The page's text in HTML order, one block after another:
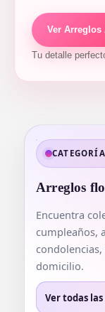
Ver Arreglos
Tu detalle
Arreglos
Encuentra
cumpleaños,
domicilio.
Ver todas